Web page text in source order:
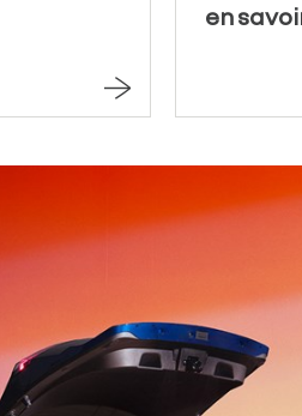
en